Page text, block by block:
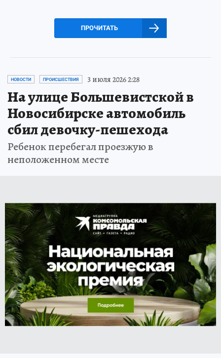
ПРОЧИТАТЬ
НОВОСТИ ПРОИСШЕСТВИЯ 3 июля 2026 2:28
На улице Большевистской в
Новосибирске автомобиль
сбил девочку-пешехода
Ребенок перебегал проезжую в
неположенном месте